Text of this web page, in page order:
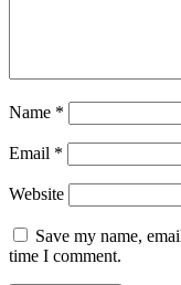
Name *
Email *
Website
Save my name,
time I comment.